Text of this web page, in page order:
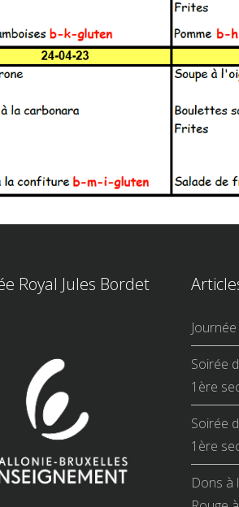
Royal Jules Bordet
Soirée
1ère
Soirée
1ère
Dons à